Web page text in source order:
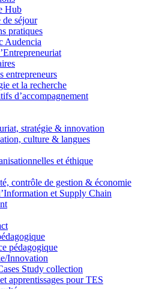
Hub
de séjour
pratiques
Audencia
entrepreneurs
et la recherche
d’accompagnement
stratégie & innovation
culture & langues
et éthique
contrôle de gestion & économie
et Supply Chain
pédagogique
Innovation
Study collection
apprentissages pour TES